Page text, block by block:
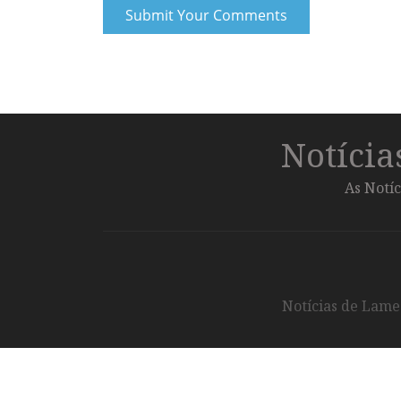
As
Notícias de